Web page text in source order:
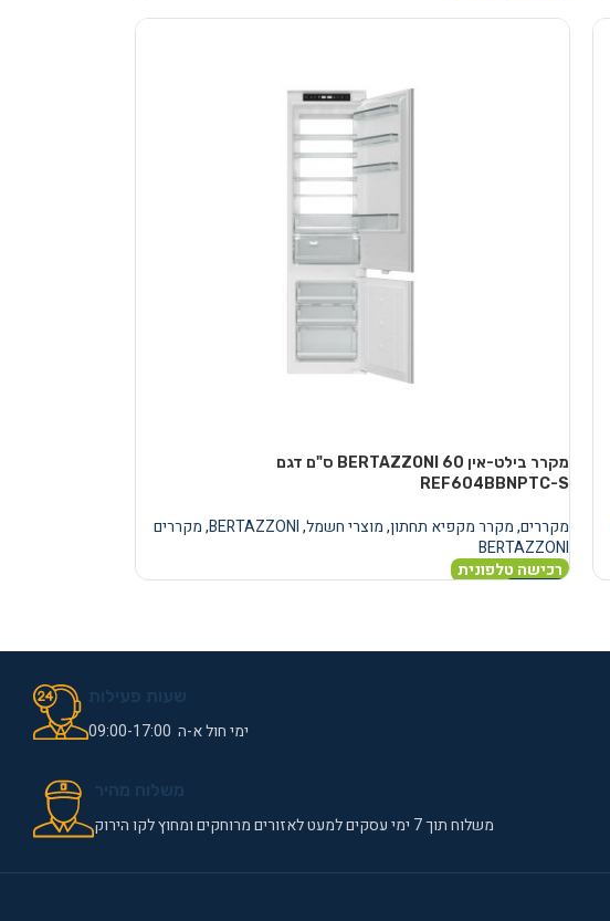
מקרר בילט-אין BERTAZZONI 60 ס"ם דגם
REF604BBNPTC-S
מקררים,מקרר מקפיא תחתון,מוצרי חשמל,
BERTAZZONI
,מקררים
BERTAZZONI
רכישה טלפונית
ימי חול א-ה 09:00-17:00
משלוח תוך 7 ימי עסקים למעט לאזורים מרוחקים ומחוץ לקו הירוק